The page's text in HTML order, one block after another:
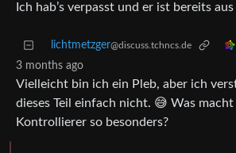
Ich hab’s verpasst und er ist bereits
lichtmetzger@discuss.tchncs.de
3 months ago
Vielleicht bin ich ein Pleb, aber ich
dieses Teil einfach nicht. 😅 Was
Kontrollierer so besonders?